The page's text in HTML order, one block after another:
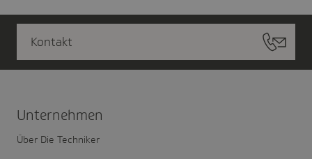
Kontakt
Unter­nehmen
Über Die Techniker